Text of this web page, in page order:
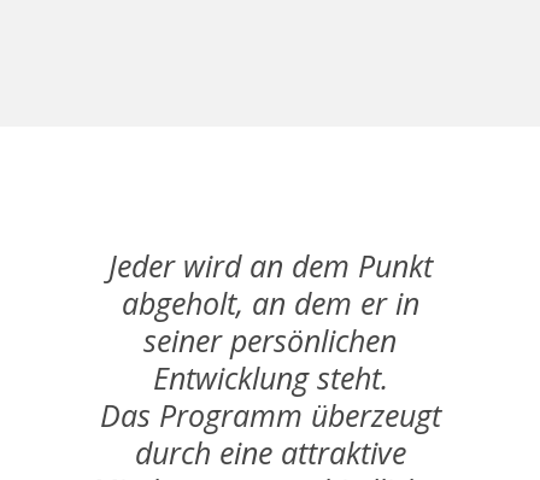
Jeder wird an dem Punkt
abgeholt, an dem er in
seiner persönlichen
Entwicklung steht.
Das Programm überzeugt
durch eine attraktive